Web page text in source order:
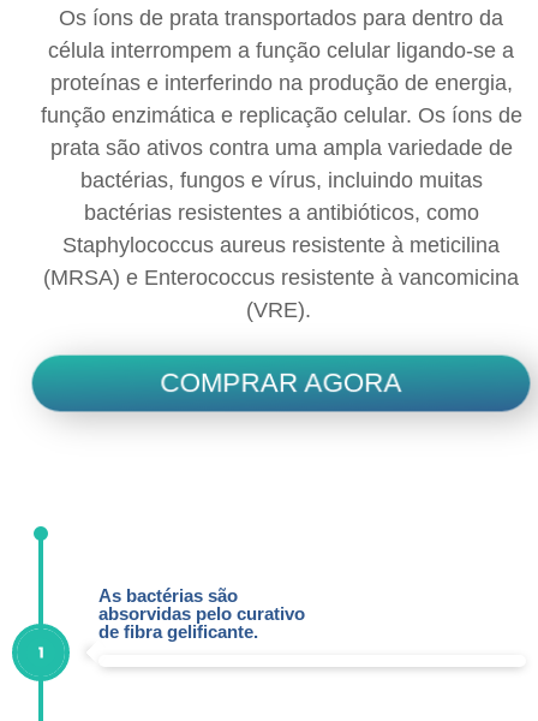
Os íons de prata transportados para dentro da
célula interrompem a função celular ligando-se a
proteínas e interferindo na produção de energia,
função enzimática e replicação celular. Os íons de
prata são ativos contra uma ampla variedade de
bactérias, fungos e vírus, incluindo muitas
bactérias resistentes a antibióticos, como
Staphylococcus aureus resistente à meticilina
(MRSA) e Enterococcus resistente à vancomicina
(VRE).
COMPRAR AGORA
As bactérias são
absorvidas pelo curativo
de fibra gelificante.